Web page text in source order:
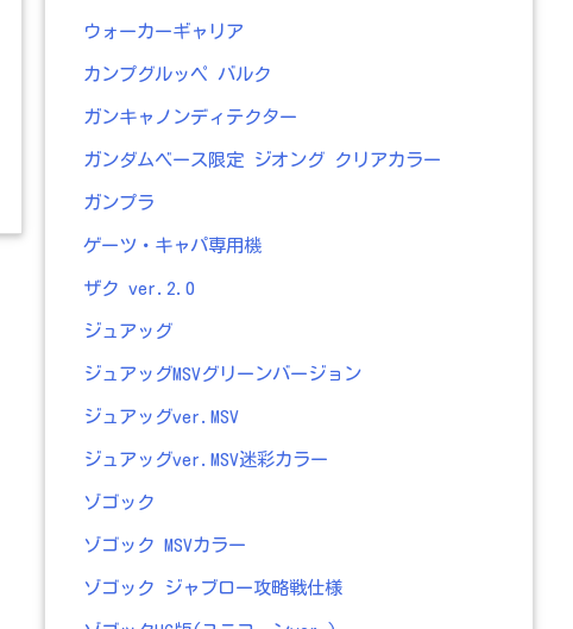
ウォーカーギャリア
カンプグルッペ バルク
ガンキャノンディテクター
ガンダムベース限定 ジオング クリアカラー
ガンプラ
ゲーツ・キャパ専用機
ザク ver.2.0
ジュアッグ
ジュアッグMSVグリーンバージョン
ジュアッグver.MSV
ジュアッグver.MSV迷彩カラー
ゾゴック
ゾゴック MSVカラー
ゾゴック ジャブロー攻略戦仕様